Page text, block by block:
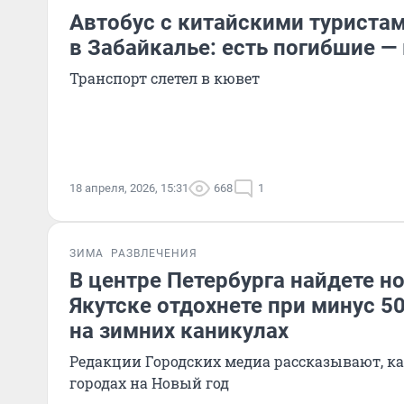
Автобус с китайскими
в Забайкалье: есть погибшие
Транспорт слетел в кювет
18 апреля, 2026, 15:31 668 1
ЗИМА РАЗВЛЕЧЕНИЯ
В центре Петербурга найдете
Якутске отдохнете при минус
на зимних каникулах
Редакции Городских медиа рассказывают,
городах на Новый год